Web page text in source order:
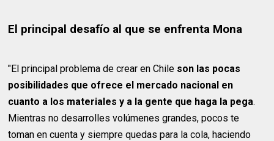
El principal desafío al que se enfrenta Mona
"El principal problema de crear en Chile son las pocas
posibilidades que ofrece el mercado nacional en
cuanto a los materiales y a la gente que haga la pega.
Mientras no desarrolles volúmenes grandes, pocos te
toman en cuenta y siempre quedas para la cola, haciendo